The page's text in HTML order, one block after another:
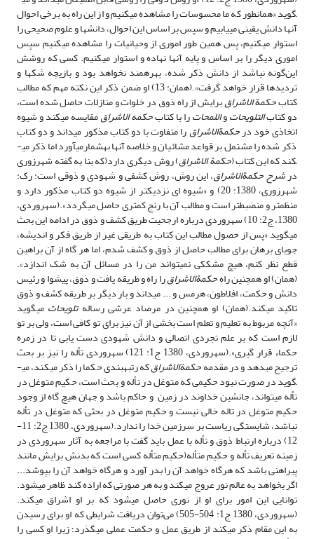
گوید «همان­طور که ما محسوسات را مشاهده می­کنیم و از این راه به برخی احوال
آنها دانش یقینی می­یابیم و سپس بر اساس این احوال، دانش­ها و علوم صحیحی را
استوار می­کنیم، پس همین طور اموری از وحیانیات را مشاهده می­کنیم سپس
اموری دیگر را بر اساس و پایه آنها نهاده و استوار می­کنیم. کسی که روشش
این‌گونه نباشد از دانش ذکر شده، بهره­مند نخواهد بود و بازیچه شک­ها و
تردیدها قرار خواهد گرفت».(همان: 13) او ضمن ذکر این نکته مهم که مطالب
کتابحکمة الاشراقبرایش از راه ذوق در خلوات و منازلات حاصل شده است،
دو کتابالتلویحاتواللمحاترا با کتابحکمه الاشراقمقایسه می­کند و شیوه
اتخاذی خود درحکمة­الاشراقرا متفاوت با دو کتاب مذکور می­داند و دو کتاب
ذکر شده را مشتمل بر قواعد مشائیان و خلاصه آنها به­شمار­می­آورد اما ذکر می­
کند که این کتاب (حکمة الاشراق) روش دیگری دارد(که بنا به گفته شهرزوری
درشرححکمة­الاشراق، این روش، روش کشفی و شهودی و ذوقی است: رک:
شهرزوری، 1380: 20) و «شیوه ای نزدیک­تر از شیوه دو کتاب مذکور دارد و
منظم­تر و منضبط­تر است و مطالب آن با رنج کمتری حاصل می­گردد».(سهروردی،
1380، ج2: 10) سهروردی درباره ارجحیت طریق کشف و ذوق در ادامه این بحث
می­گوید «پس از حصول مطالب این کتاب به طریقی غیر از طریق فکر و اندیشه،
جویای برهان برای مطالب حاصل از ذوق و کشف شدم، اما هر گاه از آن براهین
قطع نظر کنم، هیچ مشککی نمی­تواند من را در مسائل آن به شک اندازد».
(همان) او همچنین راهحکمة­الاشراقرا راه و طریقه یافت و ذوق، پیشوا و رئیس
دانش و حکمت، افلاطون، هرمس و ... می­داند و بار دیگر بر طریقه کشف و ذوق
تاکید می­کند.(همان) او همچنین در مرصاد عرشی رسالهتلویحات می­گوید
«آنچه مربوط به تعلیم و تعلم است بخشی از آن نیز برای تو کافی است، ولی بر تو
لازم است که بر علم تجردی اتصالی و دانش شهودی دست یابی تا در زمره
حکماء قرار گیری».(سهروردی، 1380 ج1: 121) سهروردی تأله را نیز بر بحث
ترجیح می­دهد و در مقدمهحکمة­الاشراقکه رتبه­بندی حکما را ذکر می­کند، می­
گوید در صورت نبود حکیمی که متوغل در تأله و بحث است، حکیم متوغل در
تأله می­تواند، جانشین خداوند در زمین و حاکم باشد و جهان هیچ گاه از وجود
حکیم متوغل در تاله خالی نیست و حکیم متوغل در بحثی که متوغل در تأله
نباشد، شایستگی ریاست بر سرزمین خدا را ندارد.(سهروردی، 1380 ج2: 11-
12) درباره ارتباط ذوق و تأله با عمل باید گفت با مراجعه به آثار سهروردی در
زمینه تعریف تأله و حکیم متأله(حکیم متأله کسی است که بدنش برایش مانند
پیراهنی باشد که هرگاه خواهد آن را بدر آورد و هرگاه خواهد آن را بپوشد...
اگر بخواهد به عالم نور عروج می­کند و به هر صورتی که اراده کند ظاهر می­شود.
توانایی این امور برای او از نوری حاصل می­شود که بر او اشراق می­کند.
(سهروردی، 1380 ج1: 504-505) می‌توان دریافت شرایطی که او برای رسیدن
به این مقام ذکر می­کند از طریق عمل و حکمت عملی می­گذرد؛ زیرا او کسی را